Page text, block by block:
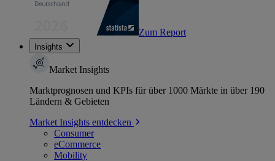
Zum Report
Insights
Market Insights
Marktprognosen und KPIs für über 1000 Märkte in über 190
Ländern & Gebieten
Market Insights entdecken
Consumer
eCommerce
Mobility